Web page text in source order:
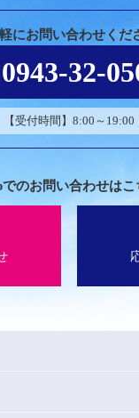
にお問い合わせくだ
0943-32-
【受付時間】8:00～19:00
でのお問い合わせはこ